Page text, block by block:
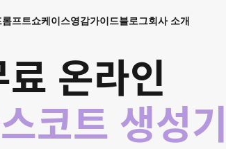
프트쇼케이스영감가이드블로그회사 소개
료 온라인
코트 생성기